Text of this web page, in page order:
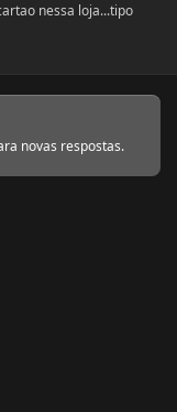
nessa loja...tipo
novas respostas.